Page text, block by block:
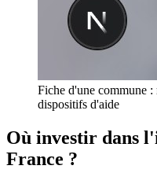
Fiche d'une commune
dispositifs d'aide
Où investir dans
France ?